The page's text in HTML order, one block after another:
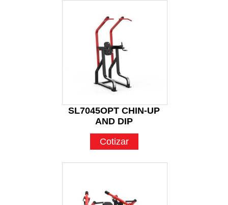
SL7045OPT CHIN-UP
AND DIP
Cotizar